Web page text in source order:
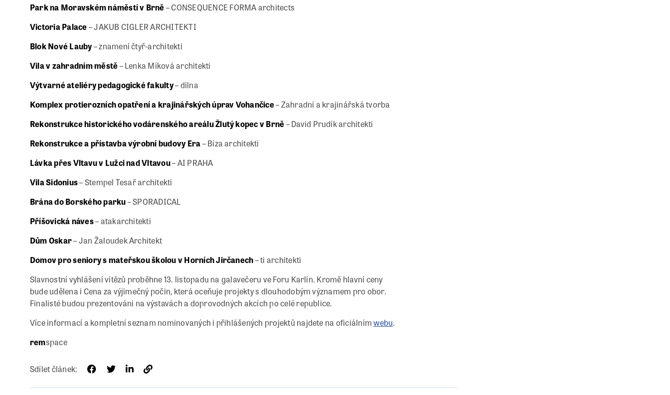
Park na Moravském náměstí v Brně– CONSEQUENCE FORMA architects
Victoria Palace– JAKUB CIGLER ARCHITEKTI
Blok Nové Lauby– znamení čtyř-architekti
Vila v zahradním městě– Lenka Míková architekti
Výtvarné ateliéry pedagogické fakulty– dilna
Komplex protierozních opatření a krajinářských úprav Vohančice– Zahradní a krajinářská tvorba
Rekonstrukce historického vodárenského areálu Žlutý kopec v Brně– David Prudík architekti
Rekonstrukce a přístavba výrobní budovy Era– Bíza architekti
Lávka přes Vltavu v Lužci nad Vltavou– AI PRAHA
Vila Sidonius– Stempel Tesař architekti
Brána do Borského parku– SPORADICAL
Příšovická náves– atakarchitekti
Dům Oskar– Jan Žaloudek Architekt
Domov pro seniory s mateřskou školou v Horních Jirčanech– ti architekti
Slavnostní vyhlášení vítězů proběhne 13. listopadu na galavečeru ve Foru Karlín. Kromě hlavní ceny
bude udělena i Cena za výjimečný počin, která oceňuje projekty s dlouhodobým významem pro obor.
Finalisté budou prezentováni na výstavách a doprovodných akcích po celé republice.
Více informací a kompletní seznam nominovaných i přihlášených projektů najdete na oficiálnímwebu.
remspace
Sdílet článek: